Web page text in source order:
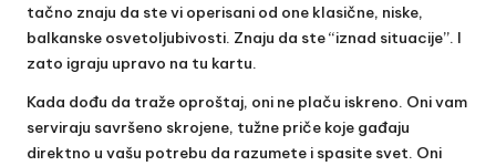
tačno znaju da ste vi operisani od one klasične, niske,
balkanske osvetoljubivosti. Znaju da ste “iznad situacije”. I
zato igraju upravo na tu kartu.
Kada dođu da traže oproštaj, oni ne plaču iskreno. Oni vam
serviraju savršeno skrojene, tužne priče koje gađaju
direktno u vašu potrebu da razumete i spasite svet. Oni